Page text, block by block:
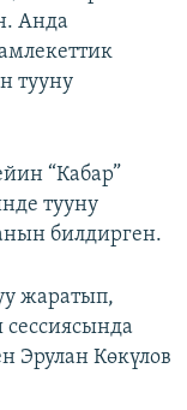
Анда
тууну
“Кабар”
тууну
билдирген.
жаратып,
Эрулан Көкүлов